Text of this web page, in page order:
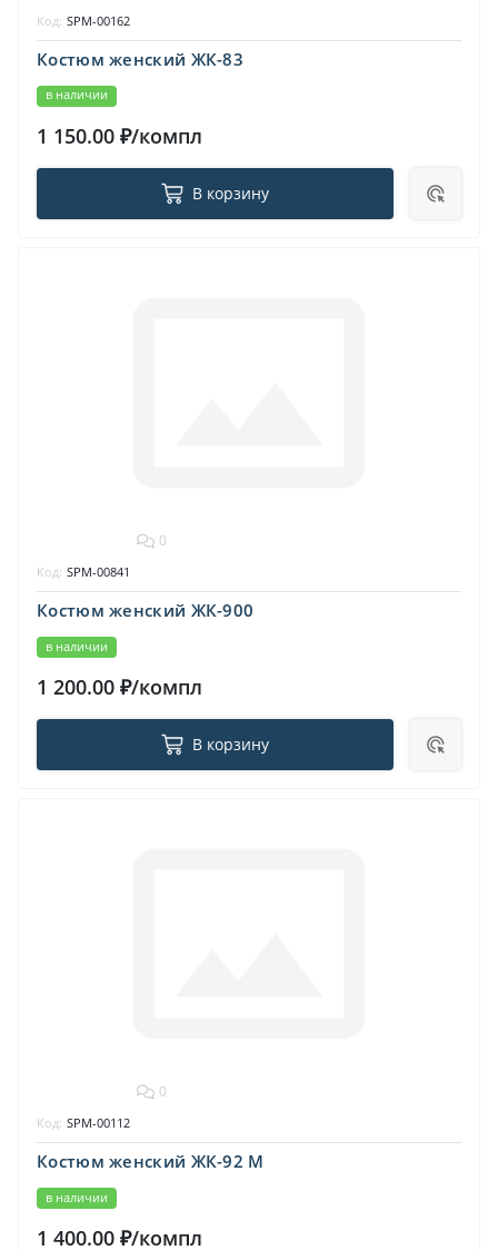
Костюм женский ЖК-83
в наличии
Код: SPM-00162
1 150.00 ₽/компл
В корзину
0
Костюм женский ЖК-900
в наличии
Код: SPM-00841
1 200.00 ₽/компл
В корзину
0
Костюм женский ЖК-92 М
в наличии
Код: SPM-00112
1 400.00 ₽/компл